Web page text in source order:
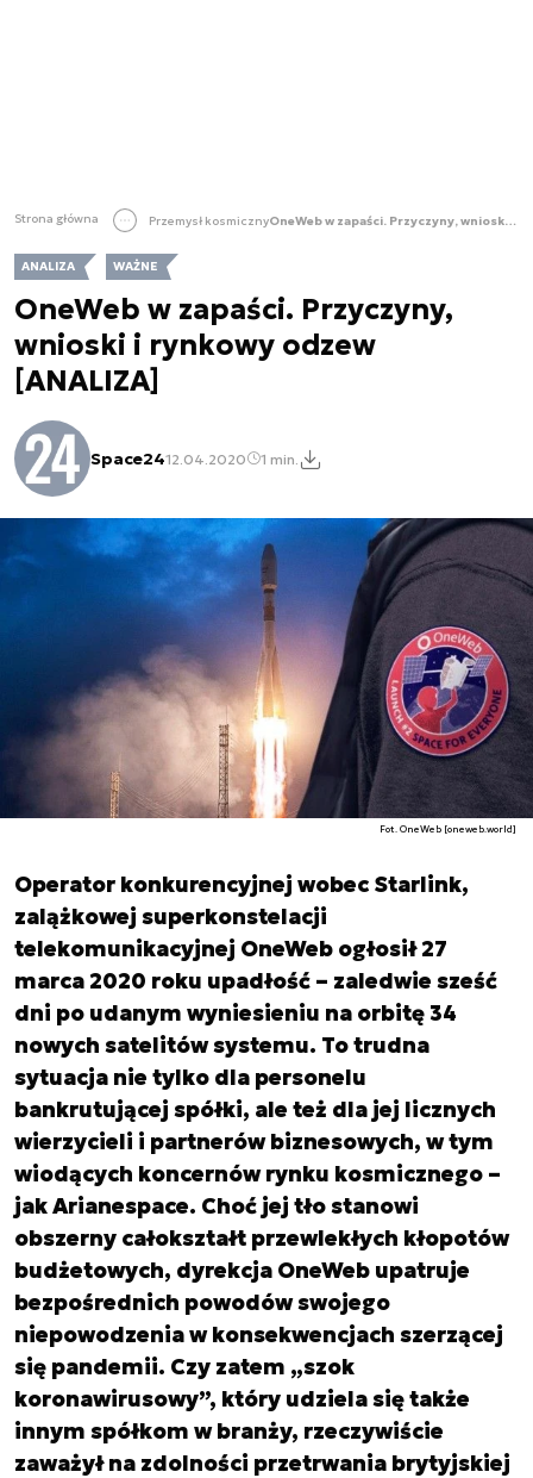
Strona główna Przemysł kosmiczny OneWeb w zapaści. Przyczyny, wnioski i rynkowy odzew [ANALIZA]
ANALIZA WAŻNE
OneWeb w zapaści. Przyczyny,
wnioski i rynkowy odzew
[ANALIZA]
Space2412.04.2020 1 min.
Fot. OneWeb [oneweb.world]
Operator konkurencyjnej wobec Starlink,
zalążkowej superkonstelacji
telekomunikacyjnej OneWeb ogłosił 27
marca 2020 roku upadłość – zaledwie sześć
dni po udanym wyniesieniu na orbitę 34
nowych satelitów systemu. To trudna
sytuacja nie tylko dla personelu
bankrutującej spółki, ale też dla jej licznych
wierzycieli i partnerów biznesowych, w tym
wiodących koncernów rynku kosmicznego –
jak Arianespace. Choć jej tło stanowi
obszerny całokształt przewlekłych kłopotów
budżetowych, dyrekcja OneWeb upatruje
bezpośrednich powodów swojego
niepowodzenia w konsekwencjach szerzącej
się pandemii. Czy zatem „szok
koronawirusowy”, który udziela się także
innym spółkom w branży, rzeczywiście
zaważył na zdolności przetrwania brytyjskiej